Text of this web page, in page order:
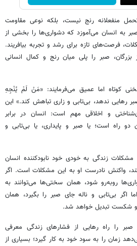
منفعلانه رنج نیست، بلکه نوعی مقاومت
به انسان می‌آموزد که دشواری‌ها را بخشی از
فرصت‌های تازه برای رشد و تجربه بیافریند.
صبر را پلی میان رنج و کمال انسانی
کوتاه اما عمیق می‌فرمایند: «مَنْ لَمْ یُنْجِهِ
رهایی ندهد، بی‌تابی و زاری تباهش کند.» این
و اخلاقی مهم است: انسان در برابر
دو راه است؛ یا صبر و پایداری، یا بی‌تابی و
زندگی به خودی خود نابودکننده انسان
واکنش نادرست او به این مشکلات است. اگر
روبه‌رو شود، همان سختی‌ها می‌توانند به
اگر بی‌تابی و ناله جای صبر را بگیرد، همان
شکست تبدیل خواهد شد.
صبر را راه رهایی از فشارهای زندگی معرفی
زمان را به سود خود به کار گیرد؛ بسیاری از